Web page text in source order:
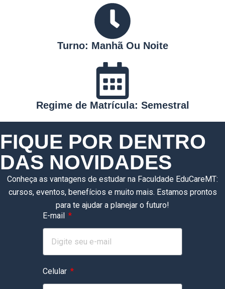
Turno: Manhã Ou Noite
Regime de Matrícula: Semestral
FIQUE POR DENTRO
DAS NOVIDADES
Conheça as vantagens de estudar na Faculdade EduCareMT:
cursos, eventos, benefícios e muito mais. Estamos prontos
para te ajudar a planejar o futuro!
E-mail
Celular